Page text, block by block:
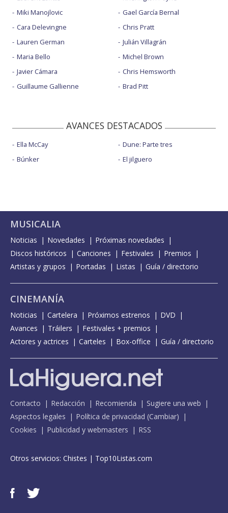
Miki Manojlovic
Cara Delevingne
Lauren German
Maria Bello
Javier Cámara
Guillaume Gallienne
Gael García Bernal
Chris Pratt
Julián Villagrán
Michel Brown
Chris Hemsworth
Brad Pitt
AVANCES DESTACADOS
Ella McCay
Búnker
Dune: Parte tres
El jilguero
MUSICALIA
Noticias Novedades
Próximas novedades
Discos históricos
Canciones Festivales
Premios
Artistas y grupos
Portadas Listas Guía / directorio
CINEMANÍA
Noticias Cartelera Próximos estrenos
DVD
Avances
Tráilers
Festivales + premios
Actores y actrices
Carteles Box-office Guía / directorio
Contacto Redacción Recomienda
Sugiere una web
Aspectos legales
Política de privacidad (Cambiar)
Cookies
Publicidad y webmasters RSS
Otros servicios: Chistes | Top10Listas.com